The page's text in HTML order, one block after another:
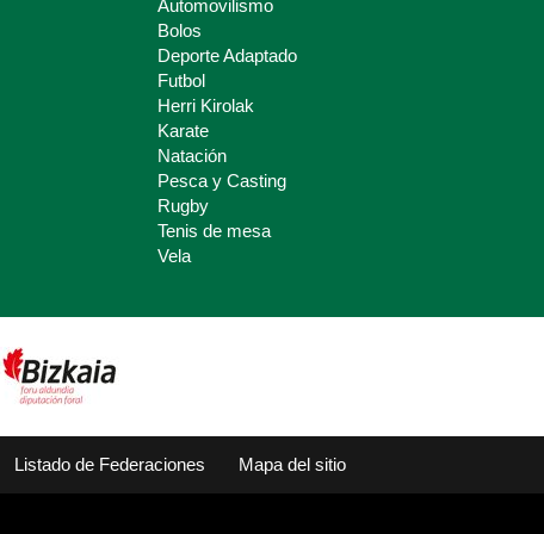
Automovilismo
Bolos
Deporte Adaptado
Futbol
Herri Kirolak
Karate
Natación
Pesca y Casting
Rugby
Tenis de mesa
Vela
Listado de Federaciones Mapa del sitio